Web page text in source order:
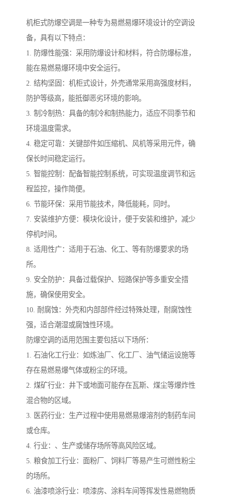
机柜式防爆空调是一种专为易燃易爆环境设计的空调设
备，具有以下特点：
1. 防爆性能强：采用防爆设计和材料，符合防爆标准，
能在易燃易爆环境中安全运行。
2. 结构坚固：机柜式设计，外壳通常采用高强度材料，
防护等级高，能抵御恶劣环境的影响。
3. 制冷制热：具备的制冷和制热能力，适应不同季节和
环境温度需求。
4. 稳定可靠：关键部件如压缩机、风机等采用元件，确
保长时间稳定运行。
5. 智能控制：配备智能控制系统，可实现温度调节和远
程监控，操作简便。
6. 节能环保：采用节能技术，降低能耗，同时。
7. 安装维护方便：模块化设计，便于安装和维护，减少
停机时间。
8. 适用性广：适用于石油、化工、等有防爆要求的场
所。
9. 安全防护：具备过载保护、短路保护等多重安全措
施，确保使用安全。
10. 耐腐蚀：外壳和内部部件经过特殊处理，耐腐蚀性
强，适合潮湿或腐蚀性环境。
防爆空调的适用范围主要包括以下场所：
1. 石油化工行业：如炼油厂、化工厂、油气储运设施等
存在易燃易爆气体或粉尘的环境。
2. 煤矿行业：井下或地面可能存在瓦斯、煤尘等爆炸性
混合物的区域。
3. 医药行业：生产过程中使用易燃易爆溶剂的制药车间
或仓库。
4. 行业：、生产或储存场所等高风险区域。
5. 粮食加工行业：面粉厂、饲料厂等易产生可燃性粉尘
的场所。
6. 油漆喷涂行业：喷漆房、涂料车间等挥发性易燃物质